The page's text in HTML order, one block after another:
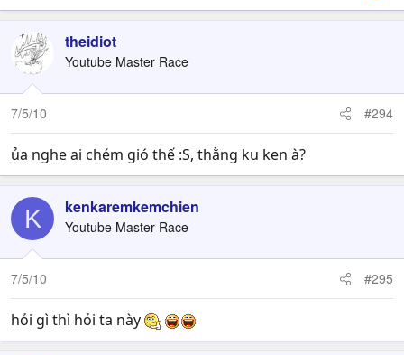
theidiot
Youtube Master Race
7/5/10 #294
ủa nghe ai chém gió thế :S, thằng ku ken à?
K kenkaremkemchien
Youtube Master Race
7/5/10 #295
hỏi gì thì hỏi ta này